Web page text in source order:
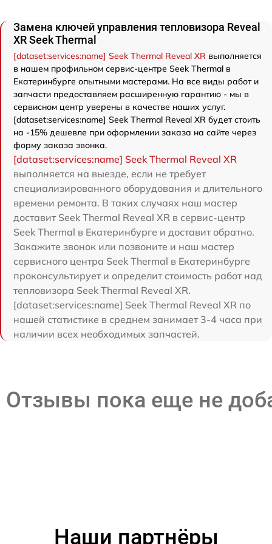
Замена ключей управления тепловизора Reveal
XR Seek Thermal
[dataset:services:name] Seek Thermal Reveal XR выполняется
в нашем профильном сервис-центре Seek Thermal в
Екатеринбурге опытными мастерами. На все виды работ и
запчасти предоставляем расширенную гарантию - мы в
сервисном центр уверены в качестве наших услуг.
[dataset:services:name] Seek Thermal Reveal XR будет стоить
на -15% дешевле при оформлении заказа на сайте через
форму заказа звонка.
[dataset:services:name] Seek Thermal Reveal XR
выполняется на выезде, если не требует
специализированного оборудования и длительного
времени ремонта. В таких случаях наш мастер
доставит Seek Thermal Reveal XR в сервис-центр
Seek Thermal в Екатеринбурге и доставит обратно.
Закажите звонок или позвоните и наш мастер
сервисного центра Seek Thermal в Екатеринбурге
проконсультирует и определит стоимость работ над
тепловизора Seek Thermal Reveal XR.
[dataset:services:name] Seek Thermal Reveal XR по
нашей статистике в среднем занимает 3-4 часа при
наличии всех необходимых запчастей.
Отзывы пока еще не
Наши партнёры